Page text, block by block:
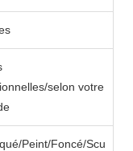
selon votre
Peint/Foncé/Sculpté/